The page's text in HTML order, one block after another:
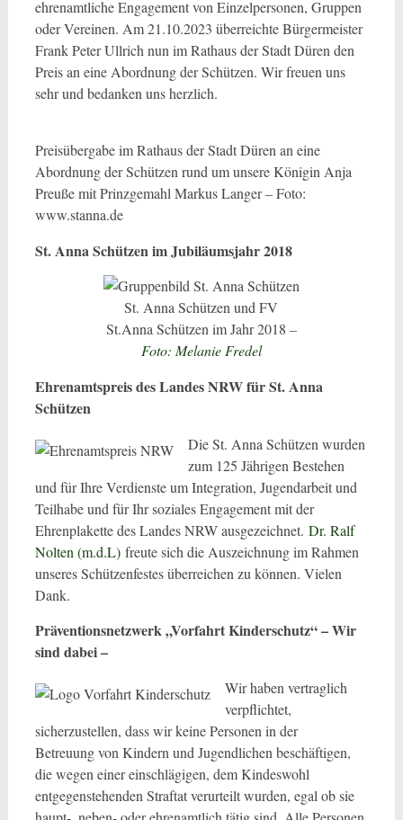
ehrenamtliche Engagement von Einzelpersonen, Gruppen
oder Vereinen. Am 21.10.2023 überreichte Bürgermeister
Frank Peter Ullrich nun im Rathaus der Stadt Düren den
Preis an eine Abordnung der Schützen. Wir freuen uns
sehr und bedanken uns herzlich.
Preisübergabe im Rathaus der Stadt Düren an eine
Abordnung der Schützen rund um unsere Königin Anja
Preuße mit Prinzgemahl Markus Langer – Foto:
www.stanna.de
St. Anna Schützen im Jubiläumsjahr 2018
St. Anna Schützen und FV
St.Anna Schützen im Jahr 2018 –
Foto: Melanie Fredel
Ehrenamtspreis des Landes NRW für St. Anna
Schützen
Die St. Anna Schützen wurden
zum 125 Jährigen Bestehen
und für Ihre Verdienste um Integration, Jugendarbeit und
Teilhabe und für Ihr soziales Engagement mit der
Ehrenplakette des Landes NRW ausgezeichnet. Dr. Ralf
Nolten (m.d.L)freute sich die Auszeichnung im Rahmen
unseres Schützenfestes überreichen zu können. Vielen
Dank.
Präventionsnetzwerk „Vorfahrt Kinderschutz“ – Wir
sind dabei –
Wir haben vertraglich
verpflichtet,
sicherzustellen, dass wir keine Personen in der
Betreuung von Kindern und Jugendlichen beschäftigen,
die wegen einer einschlägigen, dem Kindeswohl
entgegenstehenden Straftat verurteilt wurden, egal ob sie